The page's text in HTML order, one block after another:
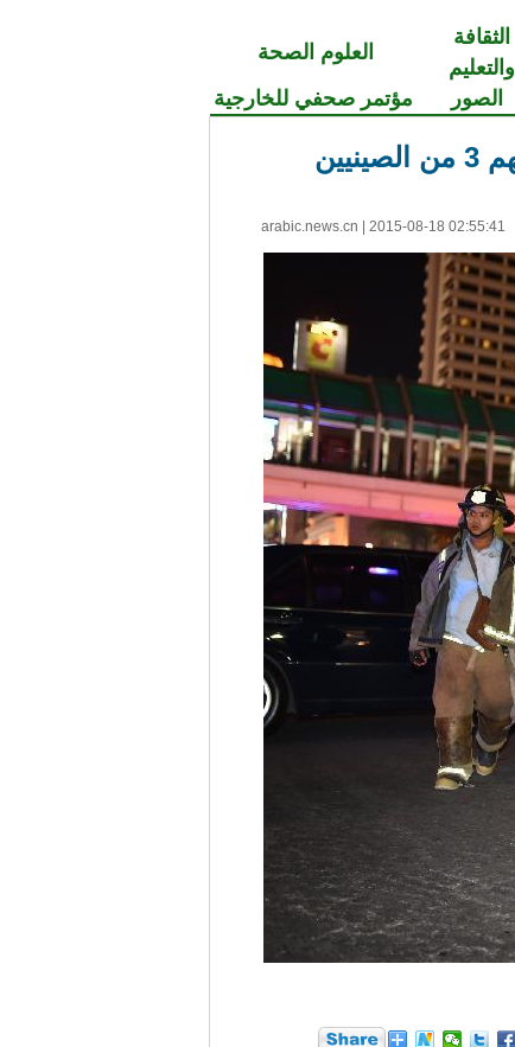
الثقافة
والتعليم
العلوم الصحة
الصور مؤتمر صحفي للخارجية
arabic.news.cn 2015-08-18 02:55:41